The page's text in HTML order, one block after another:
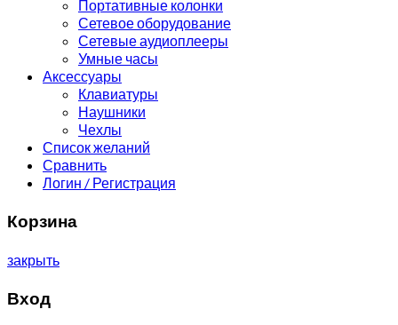
Портативные колонки
Сетевое оборудование
Сетевые аудиоплееры
Умные часы
Аксессуары
Клавиатуры
Наушники
Чехлы
Список желаний
Сравнить
Логин / Регистрация
Корзина
закрыть
Вход